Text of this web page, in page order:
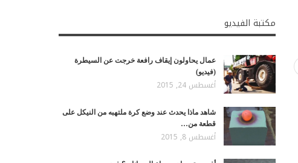
مكتبة الفيديو
عمال يحاولون إيقاف رافعة خرجت عن السيطرة
(فيديو)
أغسطس 24, 2015
شاهد ماذا يحدث عند وضع كرة ملتهبه من النيكل على
قطعة من…
أغسطس 8, 2015